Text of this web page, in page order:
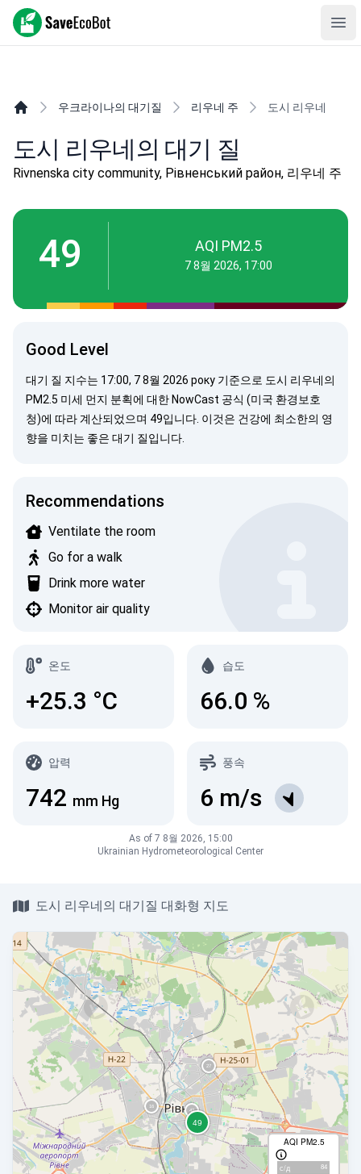
SaveEcoBot
우크라이나의 대기질 리우네 주 도시 리우네
도시 리우네의 대기 질
Rivnenska city community, Рівненський район, 리우네 주
49 AQI PM2.5
7 8월 2026, 17:00
Good Level
대기 질 지수는 17:00, 7 8월 2026 року 기준으로 도시 리우네의
PM2.5 미세 먼지 분획에 대한 NowCast 공식 (미국 환경보호
청)에 따라 계산되었으며 49입니다. 이것은 건강에 최소한의 영
향을 미치는 좋은 대기 질입니다.
Recommendations
Ventilate the room
Go for a walk
Drink more water
Monitor air quality
온도
+25.3 °C
습도
66.0 %
압력
742 mm Hg
풍속
6 m/s
As of 7 8월 2026, 15:00
Ukrainian Hydrometeorological Center
도시 리우네의 대기질 대화형 지도
AQI PM2.5
с/д 84